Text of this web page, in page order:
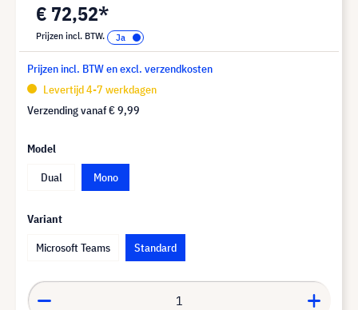
€ 72,52*
Prijzen incl. BTW.
Prijzen incl. BTW en excl. verzendkosten
Levertijd 4-7 werkdagen
Verzending vanaf€ 9,99
Model
Dual
Mono
Variant
Microsoft Teams
Standard